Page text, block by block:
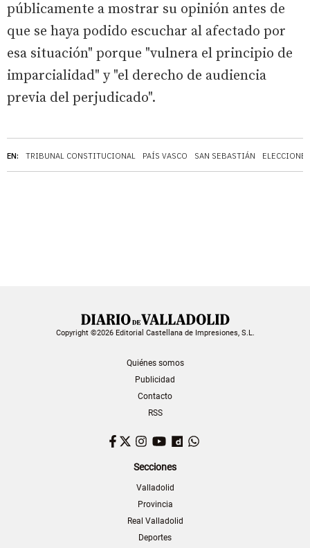
EN: TRIBUNAL CONSTITUCIONAL PAÍS VASCO SAN SEBASTIÁN
públicamente a mostrar su opinión antes de
que se haya podido escuchar al afectado por
esa situación" porque "vulnera el principio de
imparcialidad" y "el derecho de audiencia
previa del perjudicado".
Copyright ©2026 Editorial Castellana de Impresiones, S.L.
Quiénes somos
Publicidad
Contacto
RSS
Facebook
TwitterInstagram
YouTubeDailymotion
Secciones
Valladolid
Provincia
Real Valladolid
Deportes